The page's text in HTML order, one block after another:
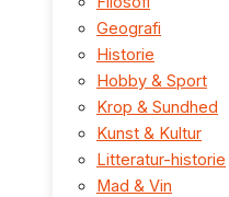
Geografi
Historie
Hobby & Sport
Krop & Sundhed
Kunst & Kultur
Litteratur-historie
Mad & Vin